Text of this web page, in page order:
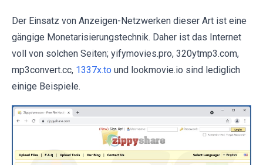
Der Einsatz von Anzeigen-Netzwerken dieser Art ist eine
gängige Monetarisierungstechnik. Daher ist das Internet
voll von solchen Seiten; yifymovies.pro, 320ytmp3.com,
mp3convert.cc, 1337x.to und lookmovie.io sind lediglich
einige Beispiele.